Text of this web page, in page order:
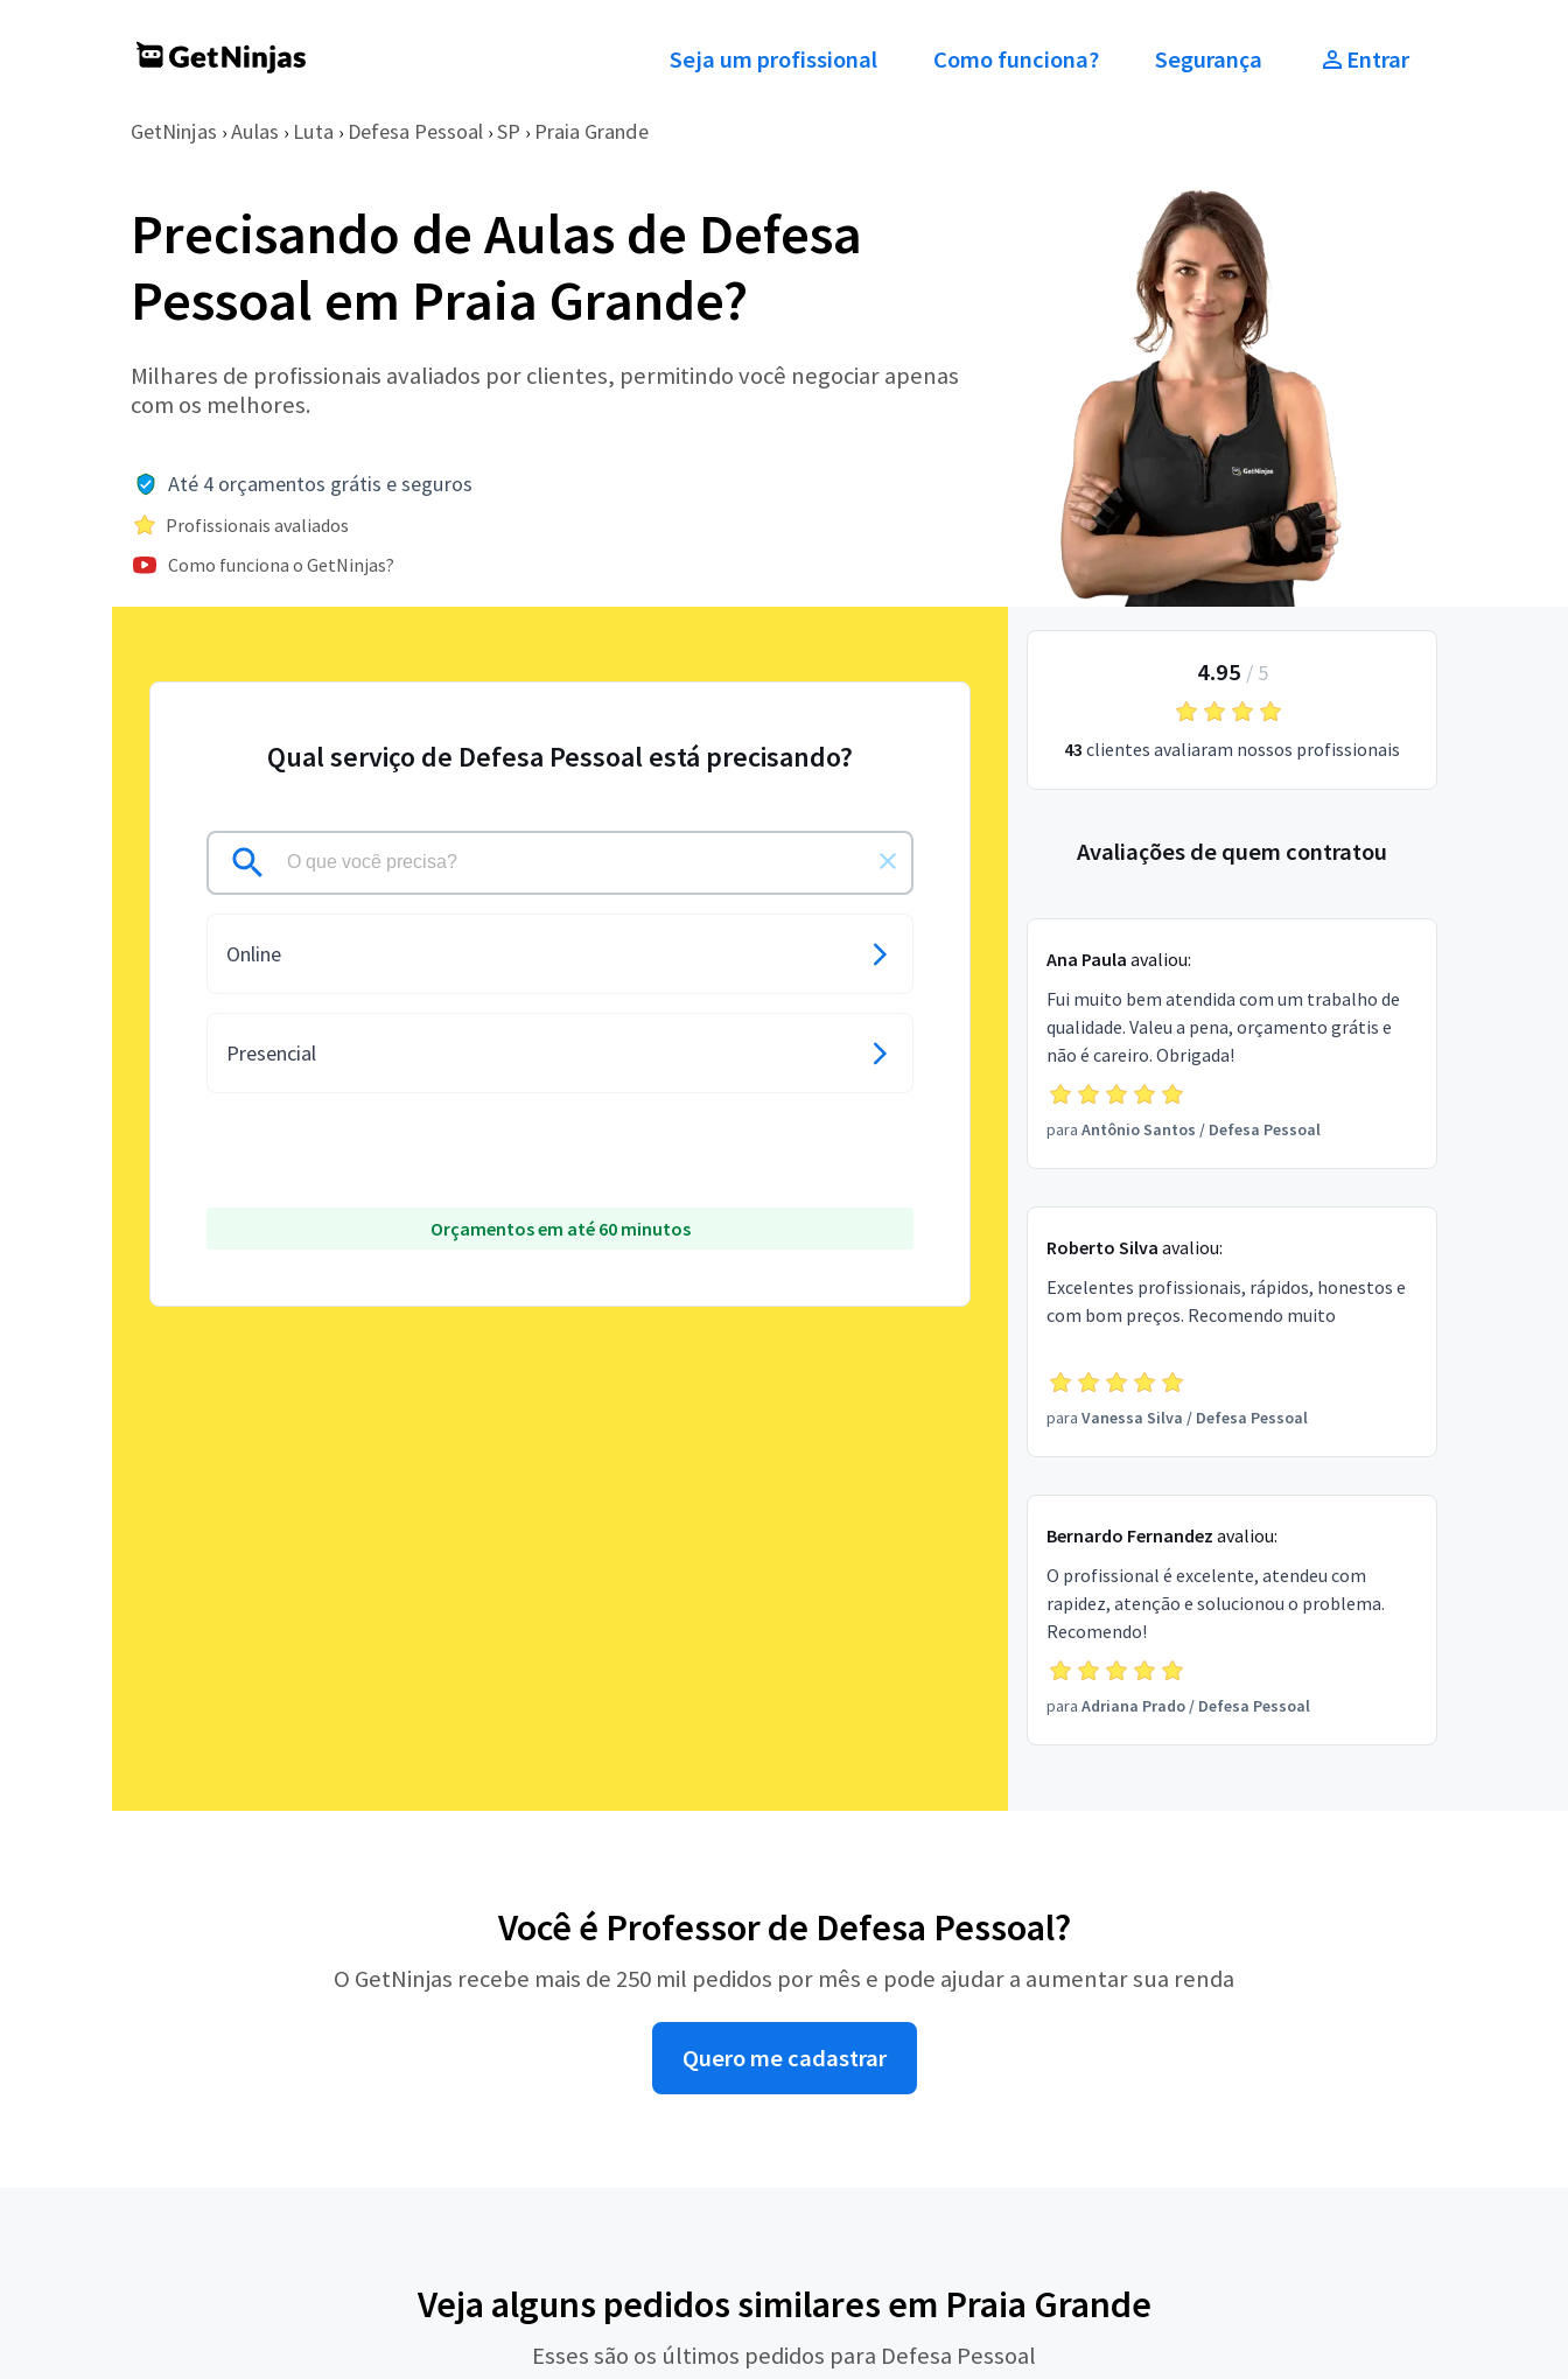
Seja um profissional Como funciona? Segurança Entrar
GetNinjas › Aulas › Luta › Defesa Pessoal › SP › Praia Grande
Precisando de Aulas de Defesa
Pessoal em Praia Grande?
Milhares de profissionais avaliados por clientes, permitindo você negociar apenas
com os melhores.
Até 4 orçamentos grátis e seguros
Profissionais avaliados
Como funciona o GetNinjas?
Qual serviço de Defesa Pessoal está precisando?
Online
Presencial
Orçamentos em até 60 minutos
4.95 / 5
43 clientes avaliaram nossos profissionais
Avaliações de quem contratou
Ana Paula avaliou:
Fui muito bem atendida com um trabalho de
qualidade. Valeu a pena, orçamento grátis e
não é careiro. Obrigada!
para Antônio Santos / Defesa Pessoal
Roberto Silva avaliou:
Excelentes profissionais, rápidos, honestos e
com bom preços. Recomendo muito
para Vanessa Silva / Defesa Pessoal
Bernardo Fernandez avaliou:
O profissional é excelente, atendeu com
rapidez, atenção e solucionou o problema.
Recomendo!
para Adriana Prado/ Defesa Pessoal
Você é Professor de Defesa Pessoal?
O GetNinjas recebe mais de 250 mil pedidos por mês e pode ajudar a aumentar sua renda
Quero me cadastrar
Veja alguns pedidos similares em Praia Grande
Esses são os últimos pedidos para Defesa Pessoal